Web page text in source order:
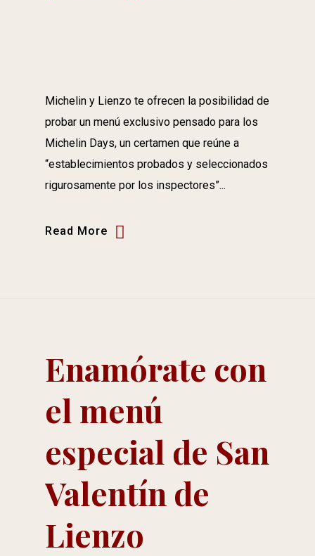
Michelin y Lienzo te ofrecen la posibilidad de
probar un menú exclusivo pensado para los
Michelin Days, un certamen que reúne a
“establecimientos probados y seleccionados
rigurosamente por los inspectores”...
Read More
Enamórate con
el menú
especial de San
Valentín de
Lienzo